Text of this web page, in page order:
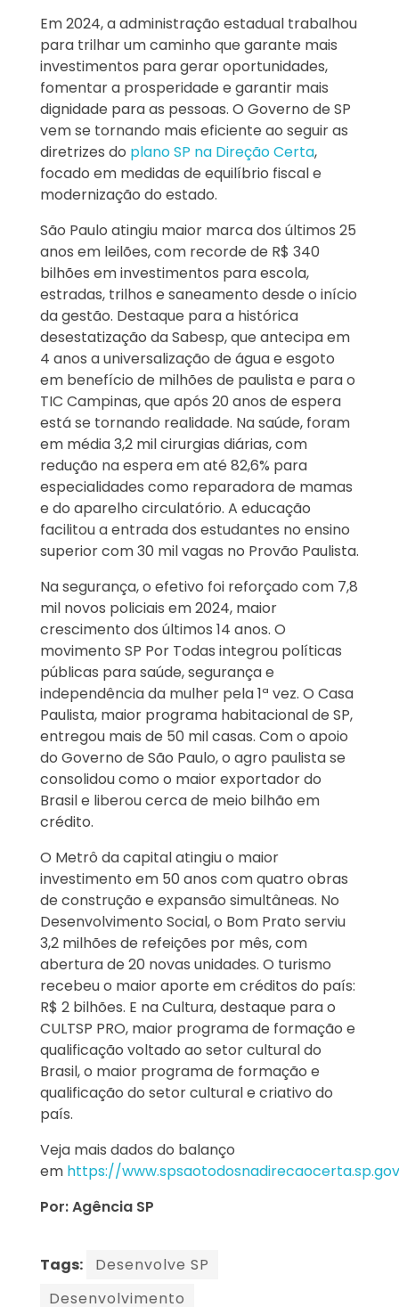
Em 2024, a administração estadual trabalhou
para trilhar um caminho que garante mais
investimentos para gerar oportunidades,
fomentar a prosperidade e garantir mais
dignidade para as pessoas. O Governo de SP
vem se tornando mais eficiente ao seguir as
diretrizes do plano SP na Direção Certa,
focado em medidas de equilíbrio fiscal e
modernização do estado.
São Paulo atingiu maior marca dos últimos 25
anos em leilões, com recorde de R$ 340
bilhões em investimentos para escola,
estradas, trilhos e saneamento desde o início
da gestão. Destaque para a histórica
desestatização da Sabesp, que antecipa em
4 anos a universalização de água e esgoto
em benefício de milhões de paulista e para o
TIC Campinas, que após 20 anos de espera
está se tornando realidade. Na saúde, foram
em média 3,2 mil cirurgias diárias, com
redução na espera em até 82,6% para
especialidades como reparadora de mamas
e do aparelho circulatório. A educação
facilitou a entrada dos estudantes no ensino
superior com 30 mil vagas no Provão Paulista.
Na segurança, o efetivo foi reforçado com 7,8
mil novos policiais em 2024, maior
crescimento dos últimos 14 anos. O
movimento SP Por Todas integrou políticas
públicas para saúde, segurança e
independência da mulher pela 1ª vez. O Casa
Paulista, maior programa habitacional de SP,
entregou mais de 50 mil casas. Com o apoio
do Governo de São Paulo, o agro paulista se
consolidou como o maior exportador do
Brasil e liberou cerca de meio bilhão em
crédito.
O Metrô da capital atingiu o maior
investimento em 50 anos com quatro obras
de construção e expansão simultâneas. No
Desenvolvimento Social, o Bom Prato serviu
3,2 milhões de refeições por mês, com
abertura de 20 novas unidades. O turismo
recebeu o maior aporte em créditos do país:
R$ 2 bilhões. E na Cultura, destaque para o
CULTSP PRO, maior programa de formação e
qualificação voltado ao setor cultural do
Brasil, o maior programa de formação e
qualificação do setor cultural e criativo do
país.
Veja mais dados do balanço
em https://
Por: Agência SP
Tags:
Desenvolve SP
Desenvolvimento